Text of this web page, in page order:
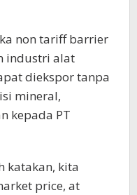
non tariff barrier
industri alat
diekspor tanpa
mineral,
kepada PT
katakan, kita
price, at